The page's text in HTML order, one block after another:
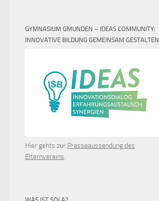
GYMNASIUM GMUNDEN – IDEAS COMMUNITY:
INNOVATIVE BILDUNG GEMEINSAM GESTALTEN
Hier gehts zur Presseaussendung des
Elternvereins.